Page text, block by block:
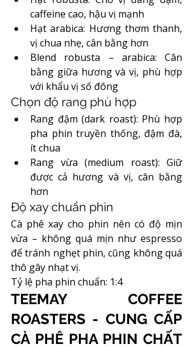
caffeine cao, hậu vị mạnh
Hạt arabica: Hương thơm thanh,
vị chua nhẹ, cân bằng hơn
Blend robusta – arabica: Cân
bằng giữa hương và vị, phù hợp
với khẩu vị số đông
Chọn độ rang phù hợp
Rang đậm (dark roast): Phù hợp
pha phin truyền thống, đậm đà,
ít chua
Rang vừa (medium roast): Giữ
được cả hương và vị, cân bằng
hơn
Độ xay chuẩn phin
Cà phê xay cho phin nên có độ mịn
vừa – không quá mịn như espresso
để tránh nghẹt phin, cũng không quá
thô gây nhạt vị.
Tỷ lệ pha phin chuẩn: 1:4
TEEMAY COFFEE
ROASTERS - CUNG CẤP
CÀ PHÊ PHA PHIN CHẤT